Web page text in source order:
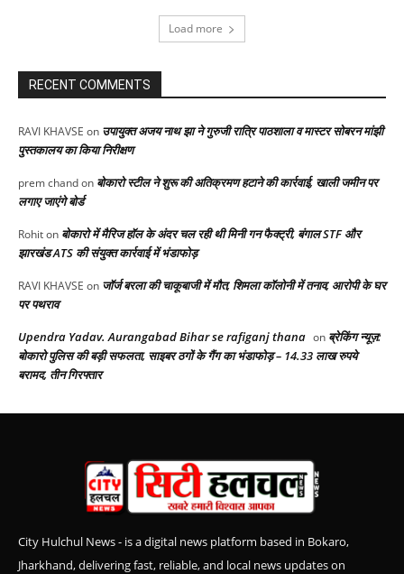
Load more
RECENT COMMENTS
RAVI KHAVSE on उपायुक्त अजय नाथ झा ने गुरुजी रात्रि पाठशाला व मास्टर सोबरन मांझी
पुस्तकालय का किया निरीक्षण
prem chandon बोकारो स्टील ने शुरू की अतिक्रमण हटाने की कार्रवाई, खाली जमीन पर
लगाए जाएंगे बोर्ड
Rohiton बोकारो में मैरिज हॉल के अंदर चल रही थी मिनी गन फैक्ट्री, बंगाल STF और
झारखंड ATS की संयुक्त कार्रवाई में भंडाफोड़
RAVI KHAVSE on जॉर्ज बरला की चाकूबाजी में मौत, शिमला कॉलोनी में तनाव, आरोपी के घर
पर पथराव
Upendra Yadav. Aurangabad Bihar se rafiganj thana on ब्रेकिंग न्यूज़:
बोकारो पुलिस की बड़ी सफलता, साइबर ठगों के गैंग का भंडाफोड़ – 14.33 लाख रुपये
बरामद, तीन गिरफ्तार
City Hulchul News - is a digital news platform based in Bokaro,
Jharkhand, delivering fast, reliable, and local news updates on